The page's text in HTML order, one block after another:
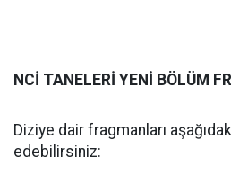
NCİ TANELERİ YENİ BÖLÜM
Diziye dair fragmanları
edebilirsiniz: